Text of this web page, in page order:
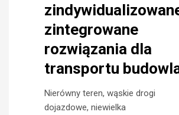
zintegrowane
rozwiązania dla
transportu
Nierówny teren, wąskie drogi
dojazdowe, niewielka